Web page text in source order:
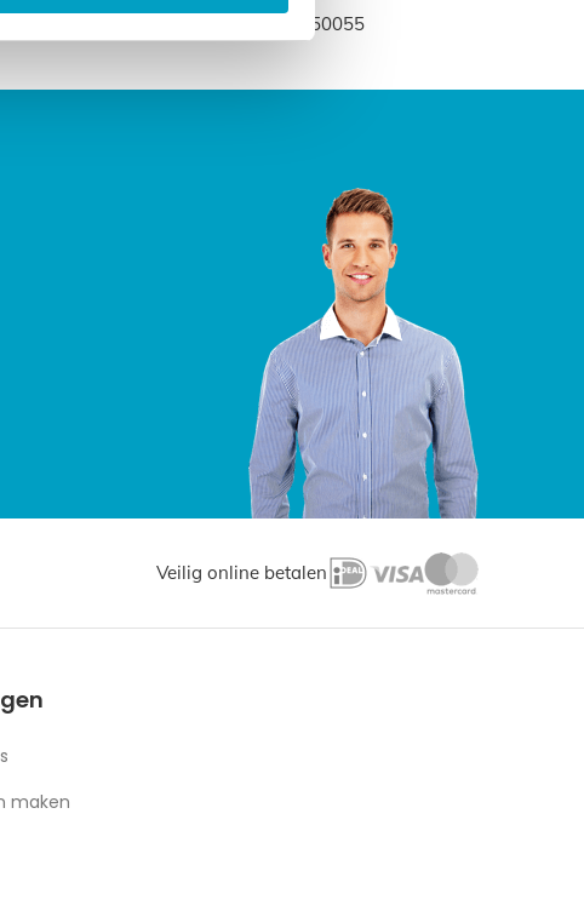
of bel naar 0318-250055
Veilig online betalen
maken